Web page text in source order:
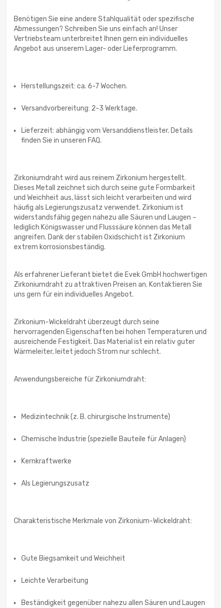
Benötigen Sie eine andere Stahlqualität oder spezifische
Abmessungen? Schreiben Sie uns einfach an! Unser
Vertriebsteam unterbreitet Ihnen gern ein individuelles
Angebot aus unserem Lager- oder Lieferprogramm.
Herstellungszeit: ca. 6-7 Wochen.
Versandvorbereitung: 2-3 Werktage.
Lieferzeit: abhängig vom Versanddienstleister. Details
finden Sie in unseren FAQ.
Zirkoniumdraht wird aus reinem Zirkonium hergestellt.
Dieses Metall zeichnet sich durch seine gute Formbarkeit
und Weichheit aus, lässt sich leicht verarbeiten und wird
häufig als Legierungszusatz verwendet. Zirkonium ist
widerstandsfähig gegen nahezu alle Säuren und Laugen –
lediglich Königswasser und Flusssäure können das Metall
angreifen. Dank der stabilen Oxidschicht ist Zirkonium
extrem korrosionsbeständig.
Als erfahrener Lieferant bietet die Evek GmbH hochwertigen
Zirkoniumdraht zu attraktiven Preisen an. Kontaktieren Sie
uns gern für ein individuelles Angebot.
Zirkonium-Wickeldraht überzeugt durch seine
hervorragenden Eigenschaften bei hohen Temperaturen und
ausreichende Festigkeit. Das Material ist ein relativ guter
Wärmeleiter, leitet jedoch Strom nur schlecht.
Anwendungsbereiche für Zirkoniumdraht:
Medizintechnik (z. B. chirurgische Instrumente)
Chemische Industrie (spezielle Bauteile für Anlagen)
Kernkraftwerke
Als Legierungszusatz
Charakteristische Merkmale von Zirkonium-Wickeldraht:
Gute Biegsamkeit und Weichheit
Leichte Verarbeitung
Beständigkeit gegenüber nahezu allen Säuren und Laugen